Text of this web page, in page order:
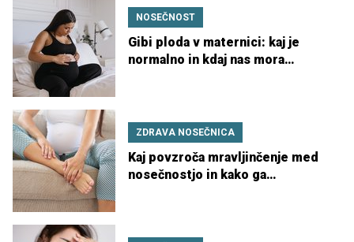
NOSEČNOST
Gibi ploda v maternici: kaj je
normalno in kdaj nas mora
ZDRAVA NOSEČNICA
Kaj povzroča mravljinčenje med
nosečnostjo in kako ga